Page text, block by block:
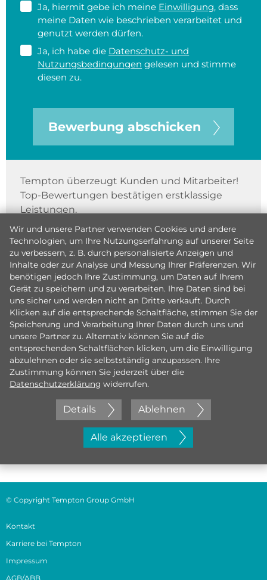
Ja, hiermit gebe ich meine Einwilligung, dass
meine Daten wie beschrieben verarbeitet und
genutzt werden dürfen.
Ja, ich habe die Datenschutz- und
Nutzungsbedingungen gelesen und stimme
diesen zu.
Bewerbung abschicken
Tempton überzeugt Kunden und Mitarbeiter!
Top-Bewertungen bestätigen erstklassige
Leistungen.
Jetzt initiativ bewerben
Wir und unsere Partner verwenden Cookies und andere
Technologien, um Ihre Nutzungserfahrung auf unserer Seite
zu verbessern, z. B. durch personalisierte Anzeigen und
Inhalte oder zur Analyse und Messung Ihrer Präferenzen. Wir
benötigen jedoch Ihre Zustimmung, um Daten auf Ihrem
Gerät zu speichern und zu verarbeiten. Ihre Daten sind bei
uns sicher und werden nicht an Dritte verkauft. Durch
Klicken auf die entsprechende Schaltfläche, stimmen Sie der
Speicherung und Verarbeitung Ihrer Daten durch uns und
unsere Partner zu. Alternativ können Sie auf die
entsprechenden Schaltflächen klicken, um die Einwilligung
abzulehnen oder sie selbstständig anzupassen. Ihre
Zustimmung können Sie jederzeit über die
Datenschutzerklärung widerrufen.
Details Ablehnen
Alle akzeptieren
© Copyright Tempton Group GmbH
Kontakt
Karriere bei Tempton
Impressum
AGB/ABB